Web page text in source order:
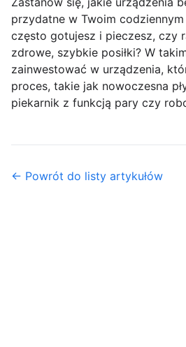
przydatne w Twoim
często gotujesz i pieczesz, czy
zdrowe, szybkie posiłki? W
zainwestować w urządzenia,
proces, takie jak nowoczesna
piekarnik z funkcją pary czy
← Powrót do listy artykułów